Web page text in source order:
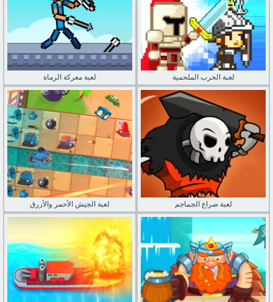
لعبة معركة الرماة لعبة الحرب الملحمية
لعبة الجيش الأحمر والأزرق لعبة صراع الجماجم